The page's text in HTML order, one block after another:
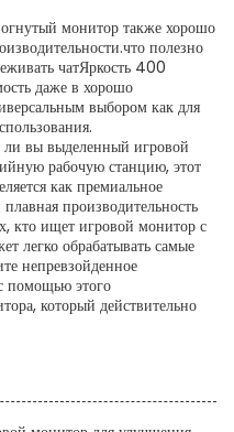
монитор также хорошо
полезно
чатЯркость 400
даже в хорошо
выбором как для
ли вы выделенный игровой
рабочую станцию, этот
как премиальное
производительность
кто ищет игровой монитор с
легко обрабатывать самые
непревзойденное
помощью этого
который действительно